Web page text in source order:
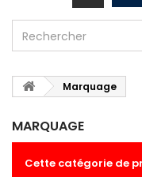
Marquage
MARQUAGE
Cette catégorie de